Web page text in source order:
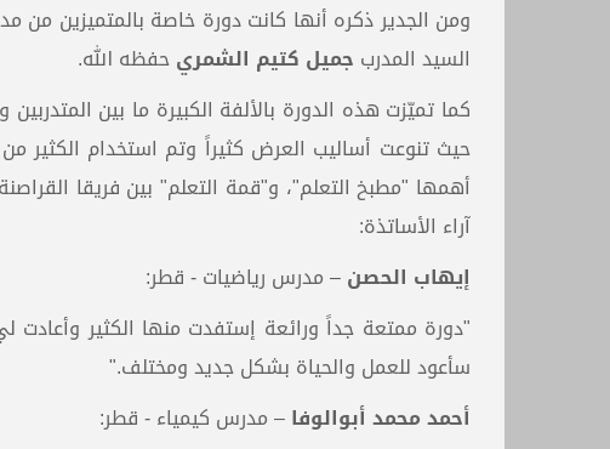
ومن الجدير ذكره أنها كانت دورة خاصة بالمتميزين من
السيد المدرب جميل كتيم الشمريحفظه الله.
كما تميّزت هذه الدورة بالألفة الكبيرة ما بين
حيث تنوعت أساليب العرض كثيراً وتم استخدام الكثير
أهمها "مطبخ التعلم"، و"قمة التعلم" بين فريقا
آراء الأساتذة:
إيهاب الحصن– مدرس رياضيات - قطر:
"دورة ممتعة جداً ورائعة إستفدت منها الكثير وأعادت
سأعود للعمل والحياة بشكل جديد ومختلف."
أحمد محمد أبوالوفا– مدرس كيمياء - قطر: